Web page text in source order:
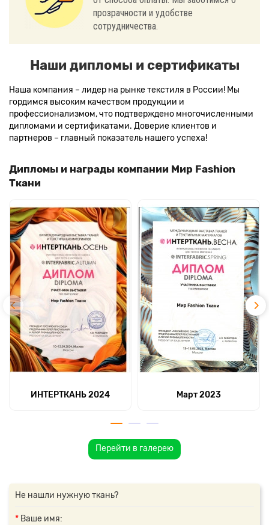
прозрачности и удобстве
сотрудничества.
Наши дипломы и сертификаты
Наша компания – лидер на рынке текстиля в России! Мы
гордимся высоким качеством продукции и
профессионализмом, что подтверждено многочисленными
дипломами и сертификатами. Доверие клиентов и
партнеров – главный показатель нашего успеха!
Дипломы и награды компании Мир Fashion
Ткани
ИНТЕРТКАНЬ 2024 Март 2023
Перейти в галерею
Не нашли нужную ткань?
Ваше имя: